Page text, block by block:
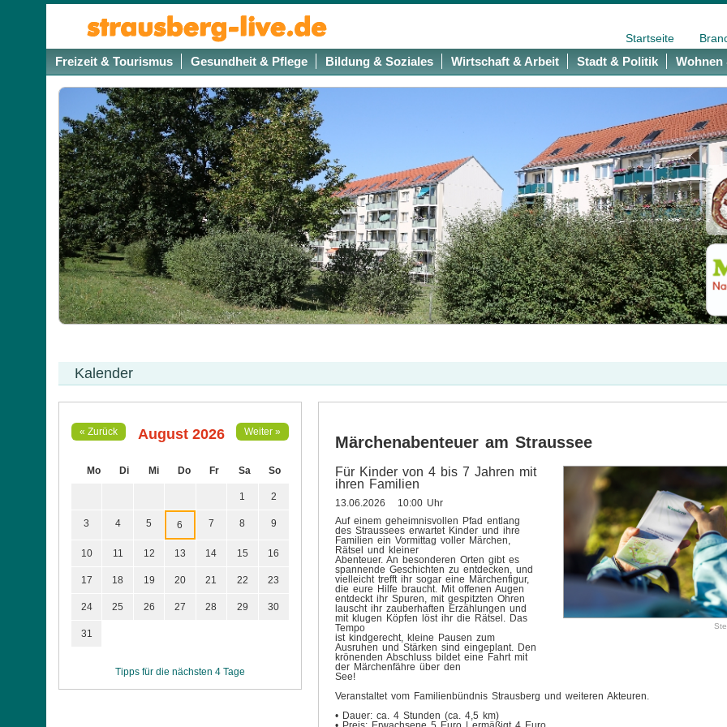
Startseite
Freizeit & Tourismus Gesundheit & Pflege Bildung & Soziales Wirtschaft & Arbeit Stadt & Politik Wohnen
Kalender
« Zurück August 2026 Weiter »
Mo Di Mi Do Fr Sa So
1 2
3 4 5 6 7 8 9
10 11 12 13 14 15 16
17 18 19 20 21 22 23
24 25 26 27 28 29 30
31
Tipps für die nächsten 4 Tage
Märchenabenteuer am Straussee
Für Kinder von 4 bis 7 Jahren mit
ihren Familien
13.06.2026 10:00 Uhr
Auf einem geheimnisvollen Pfad entlang
des Straussees erwartet Kinder und ihre
Familien ein Vormittag voller Märchen,
Rätsel und kleiner
Abenteuer. An besonderen Orten gibt es
spannende Geschichten zu entdecken, und
vielleicht trefft ihr sogar eine Märchenfigur,
die eure Hilfe braucht. Mit offenen Augen
entdeckt ihr Spuren, mit gespitzten Ohren
lauscht ihr zauberhaften Erzählungen und
mit klugen Köpfen löst ihr die Rätsel. Das
Tempo
ist kindgerecht, kleine Pausen zum
Ausruhen und Stärken sind eingeplant. Den
krönenden Abschluss bildet eine Fahrt mit
der Märchenfähre über den
See!
Veranstaltet vom Familienbündnis Strausberg und weiteren Akteuren.
• Dauer: ca. 4 Stunden (ca. 4,5 km)